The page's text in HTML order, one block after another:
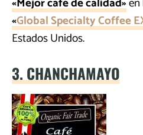
«Global Specialty Coffee
Estados Unidos.
3. CHANCHAMAYO